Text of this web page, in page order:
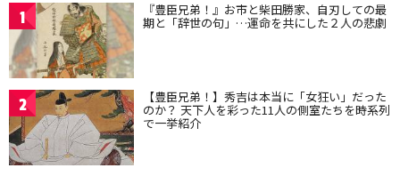
1 『豊臣兄弟！』お市と柴田勝家、自刃しての最
期と「辞世の句」…運命を共にした２人の悲劇
2 【豊臣兄弟！】秀吉は本当に「女狂い」だった
のか？ 天下人を彩った11人の側室たちを時系列
で一挙紹介